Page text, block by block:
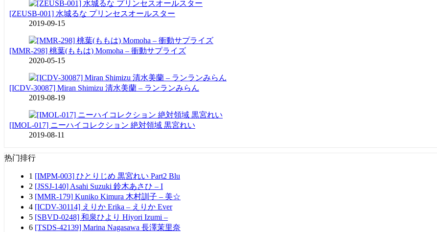
[ZEUSB-001] 水城るな プリンセスオールスター
2019-09-15
[MMR-298] 桃葉(ももは) Momoha – 衝動サプライズ
2020-05-15
[ICDV-30087] Miran Shimizu 清水美蘭 – ランランみらん
2019-08-19
[IMOL-017] ニーハイコレクション 絶対領域 黒宮れい
2019-08-11
热门排行
1 [IMPM-003] ひとりじめ 黒宮れい Part2 Blu
2 [JSSJ-140] Asahi Suzuki 鈴木あさひ – I
3 [MMR-179] Kuniko Kimura 木村訓子 – 美☆
4 [ICDV-30114] えりか Erika – えりか Ever
5 [SBVD-0248] 和泉ひより Hiyori Izumi –
6 [TSDS-42139] Marina Nagasawa 長澤茉里奈